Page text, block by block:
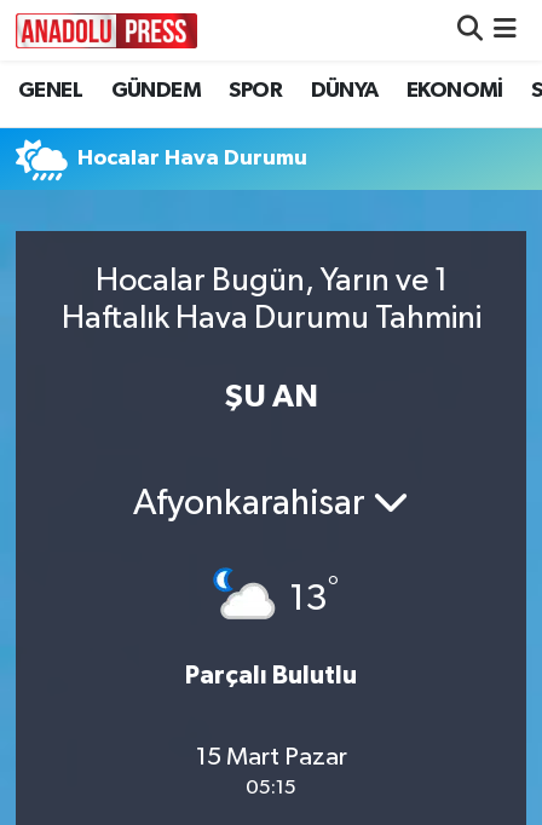
GENEL GÜNDEM SPOR DÜNYA EKONOMİ
Hocalar Hava Durumu
Hocalar Bugün, Yarın ve 1
Haftalık Hava Durumu Tahmini
ŞU AN
Afyonkarahisar
13°
Parçalı Bulutlu
15 Mart Pazar
05:15
Nöbetçi Eczaneler
Hava Durumu
Trafik Durumu
Haber Arşivi